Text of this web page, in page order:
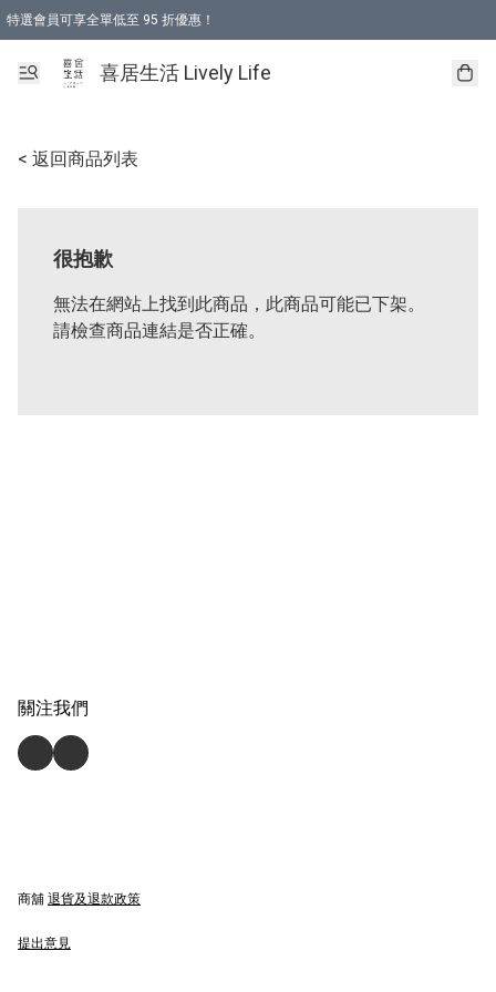
特選會員可享全單低至 95 折優惠！
購物折後滿$600免運費優惠 (減價貨品除外）
購物折後滿$320 即可免費於「順豐站」或「順豐智能櫃」自提點取貨 （冷凍食品
喜居生活 Lively Life
< 返回商品列表
很抱歉
無法在網站上找到此商品，此商品可能已下架。
請檢查商品連結是否正確。
關注我們
商舖 退貨及退款政策
提出意見